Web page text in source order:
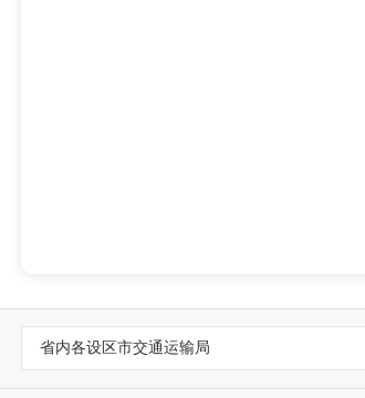
省内各设区市交通运输局